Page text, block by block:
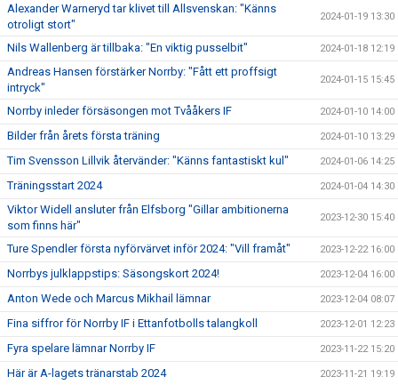
Alexander Warneryd tar klivet till Allsvenskan: "Känns
otroligt stort"
2024-01-19 13:30
Nils Wallenberg är tillbaka: "En viktig pusselbit" 2024-01-18 12:19
Andreas Hansen förstärker Norrby: "Fått ett proffsigt
intryck"
2024-01-15 15:45
Norrby inleder försäsongen mot Tvååkers IF 2024-01-10 14:00
Bilder från årets första träning 2024-01-10 13:29
Tim Svensson Lillvik återvänder: "Känns fantastiskt kul" 2024-01-06 14:25
Träningsstart 2024 2024-01-04 14:30
Viktor Widell ansluter från Elfsborg "Gillar ambitionerna
som finns här"
2023-12-30 15:40
Ture Spendler första nyförvärvet inför 2024: "Vill framåt" 2023-12-22 16:00
Norrbys julklappstips: Säsongskort 2024! 2023-12-04 16:00
Anton Wede och Marcus Mikhail lämnar 2023-12-04 08:07
Fina siffror för Norrby IF i Ettanfotbolls talangkoll 2023-12-01 12:23
Fyra spelare lämnar Norrby IF 2023-11-22 15:20
Här är A-lagets tränarstab 2024 2023-11-21 19:19